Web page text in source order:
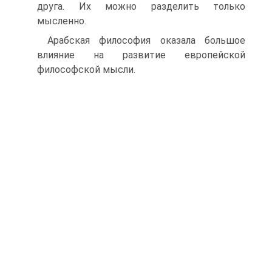
друга. Их можно разделить только
мысленно.
Арабская философия оказала большое
влияние на развитие европейской
философской мысли.